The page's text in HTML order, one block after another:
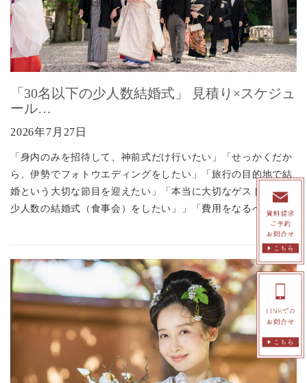
「30名以下の少人数結婚式」 見積り×スケジュ
ール…
2026年7月27日
「身内のみを招待して、神前式だけ行いたい」「せっかくだか
ら、伊勢でフォトウエディングをしたい」「旅行の目的地で結
婚という大切な節目を迎えたい」「本当に大切なゲストだけで
少人数の結婚式（食事会）をしたい」」「費用をなるべく […]